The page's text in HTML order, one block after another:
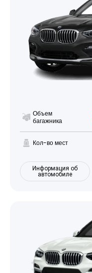
Объем
багажника
Кол-во мест
Информация об
автомобиле